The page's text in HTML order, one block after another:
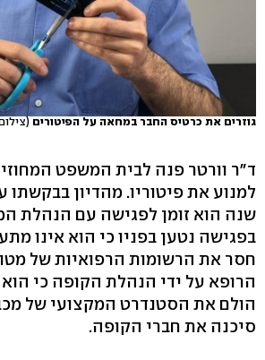
גוזרים את כרטיס החבר במחאה על הפיטורים
ד"ר וורטר פנה לבית המשפט
למנוע את פיטוריו. מהדיון בבקשתו
שנה הוא זומן לפגישה עם הנהלת
בפגישה נטען בפניו כי הוא אינו
חסר את הרשומות הרפואיות של
הרופא על ידי הנהלת הקופה כי
הולם את הסטנדרט המקצועי של
סיכנה את חברי הקופה.